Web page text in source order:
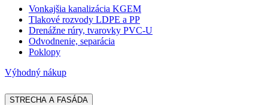
Vonkajšia kanalizácia KGEM
Tlakové rozvody LDPE a PP
Drenážne rúry, tvarovky PVC-U
Odvodnenie, separácia
Poklopy
Výhodný nákup
STRECHA A FASÁDA